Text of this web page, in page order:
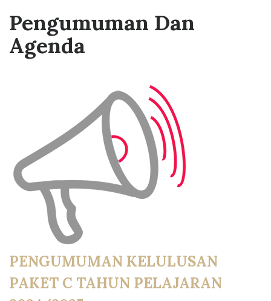
Pengumuman Dan
Agenda
PENGUMUMAN KELULUSAN
PAKET C TAHUN PELAJARAN